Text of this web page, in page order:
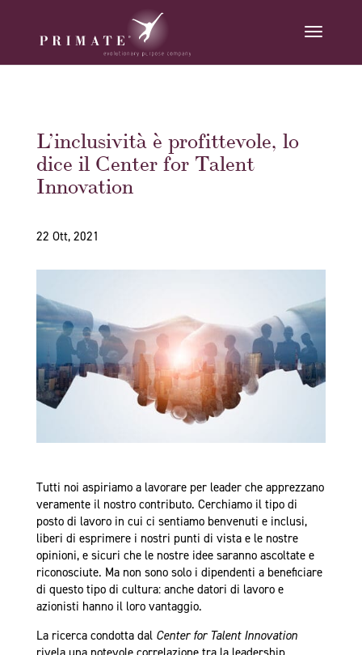
L’inclusività è profittevole, lo
dice il Center for Talent
Innovation
22 Ott, 2021
Tutti noi aspiriamo a lavorare per leader che apprezzano
veramente il nostro contributo. Cerchiamo il tipo di
posto di lavoro in cui ci sentiamo benvenuti e inclusi,
liberi di esprimere i nostri punti di vista e le nostre
opinioni, e sicuri che le nostre idee saranno ascoltate e
riconosciute. Ma non sono solo i dipendenti a beneficiare
di questo tipo di cultura: anche datori di lavoro e
azionisti hanno il loro vantaggio.
La ricerca condotta dal Center for Talent Innovation